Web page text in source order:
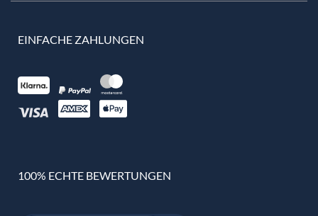
EINFACHE ZAHLUNGEN
100% ECHTE BEWERTUNGEN